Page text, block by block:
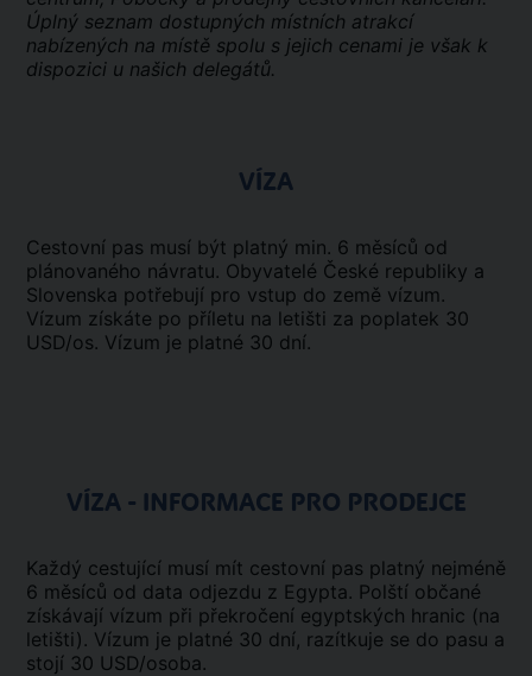
Úplný seznam dostupných místních atrakcí
nabízených na místě spolu s jejich cenami je však k
dispozici u našich delegátů.
VÍZA
Cestovní pas musí být platný min. 6 měsíců od
plánovaného návratu. Obyvatelé České republiky a
Slovenska potřebují pro vstup do země vízum.
Vízum získáte po příletu na letišti za poplatek 30
USD/os. Vízum je platné 30 dní.
VÍZA - INFORMACE PRO PRODEJCE
Každý cestující musí mít cestovní pas platný nejméně
6 měsíců od data odjezdu z Egypta. Polští občané
získávají vízum při překročení egyptských hranic (na
letišti). Vízum je platné 30 dní, razítkuje se do pasu a
stojí 30 USD/osoba.